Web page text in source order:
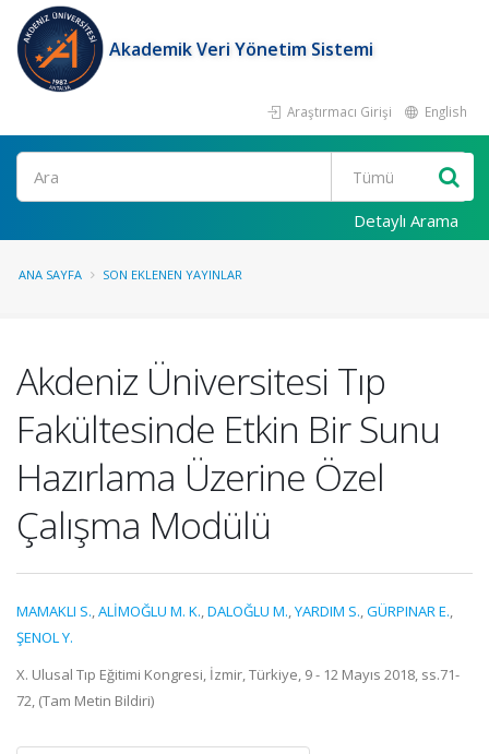
Akademik Veri Yönetim Sistemi
Araştırmacı Girişi English
Ara
Detaylı Arama
ANA SAYFA SON EKLENEN YAYINLAR
Akdeniz Üniversitesi Tıp
Fakültesinde Etkin Bir Sunu
Hazırlama Üzerine Özel
Çalışma Modülü
MAMAKLI S.,ALİMOĞLU M. K.,DALOĞLU M.,YARDIM S.,GÜRPINAR E.,
ŞENOL Y.
X. Ulusal Tıp Eğitimi Kongresi, İzmir, Türkiye, 9 - 12 Mayıs 2018, ss.71-
72, (Tam Metin Bildiri)